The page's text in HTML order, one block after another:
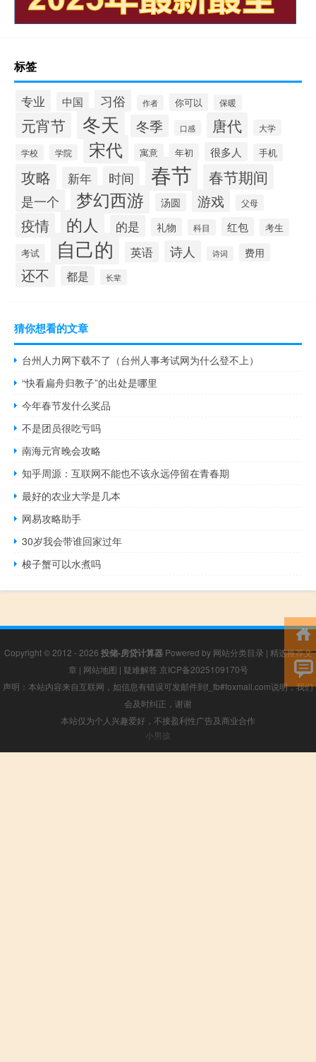
标签
专业 中国 习俗 作者 你可以 保暖
元宵节 冬天 冬季 口感 唐代 大学
学校 学院 宋代 寓意 年初 很多人 手机
攻略 新年 时间 春节 春节期间
是一个 梦幻西游 汤圆 游戏 父母
疫情 的人 的是 礼物 科目 红包
考生
考试
自己的 英语 诗人 诗词 费用
还不 都是 长辈
猜你想看的文章
台州人力网下载不了（台州人事考试网为什么登不上）
“快看扁舟归教子”的出处是哪里
今年春节发什么奖品
不是团员很吃亏吗
南海元宵晚会攻略
知乎周源：互联网不能也不该永远停留在青春期
最好的农业大学是几本
网易攻略助手
30岁我会带谁回家过年
梭子蟹可以水煮吗
Copyright © 2012 - 2026 投储-房贷计算器Powered by 网站分类目录 | 精选推荐文
章 | 网站地图 | 疑难解答 京ICP备2025109170号
声明：本站内容来自互联网，如信息有错误可发邮件到f_fb#foxmail.com说明，我们
会及时纠正，谢谢
本站仅为个人兴趣爱好，不接盈利性广告及商业合作
小男孩